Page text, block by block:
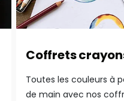
Coffrets
Toutes les couleurs à
de main avec nos